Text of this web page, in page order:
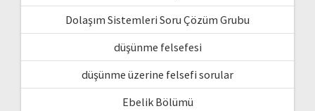
Dolaşım Sistemleri Soru Çözüm Grubu
düşünme felsefesi
düşünme üzerine felsefi sorular
Ebelik Bölümü